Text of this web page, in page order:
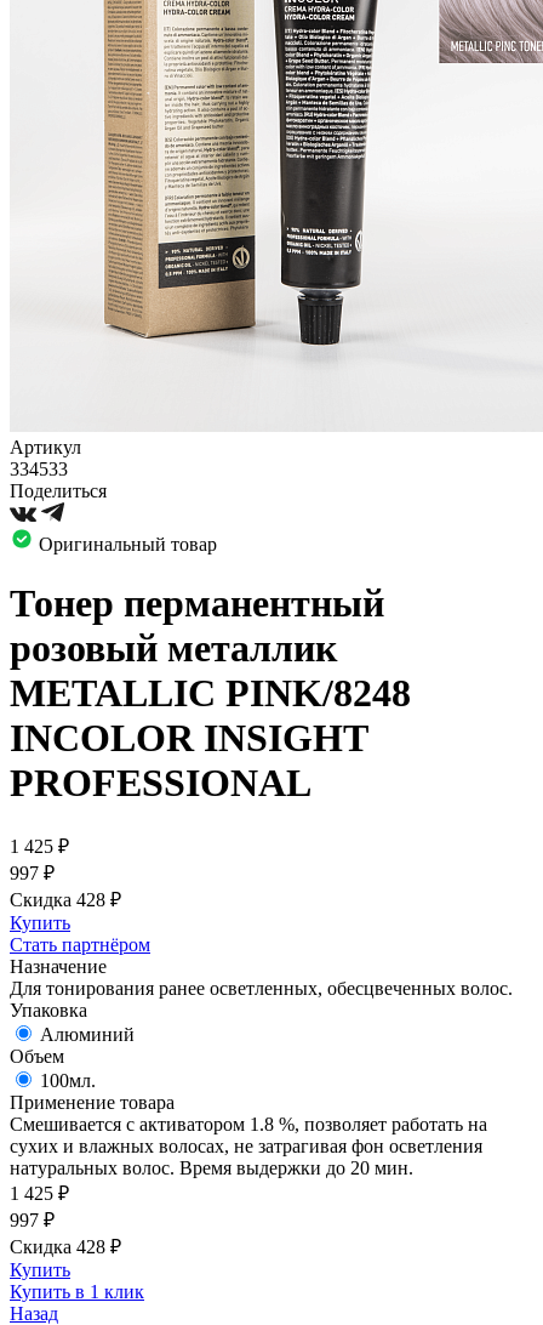
Артикул
334533
Поделиться
Оригинальный товар
Тонер перманентный
розовый металлик
METALLIC PINK/8248
INCOLOR INSIGHT
PROFESSIONAL
1 425 ₽
997 ₽
Скидка 428 ₽
Купить
Стать партнёром
Назначение
Для тонирования ранее осветленных, обесцвеченных волос.
Упаковка
Алюминий
Объем
100мл.
Применение товара
Смешивается с активатором 1.8 %, позволяет работать на
сухих и влажных волосах, не затрагивая фон осветления
натуральных волос. Время выдержки до 20 мин.
1 425 ₽
997 ₽
Скидка 428 ₽
Купить
Купить в 1 клик
Назад